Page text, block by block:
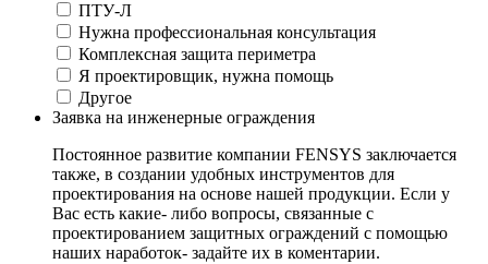
ПТУ-Л
Нужна профессиональная консультация
Комплексная защита периметра
Я проектировщик, нужна помощь
Другое
Заявка на инженерные ограждения
Постоянное развитие компании FENSYS заключается
также, в создании удобных инструментов для
проектирования на основе нашей продукции. Если у
Вас есть какие- либо вопросы, связанные с
проектированием защитных ограждений с помощью
наших наработок- задайте их в коментарии.